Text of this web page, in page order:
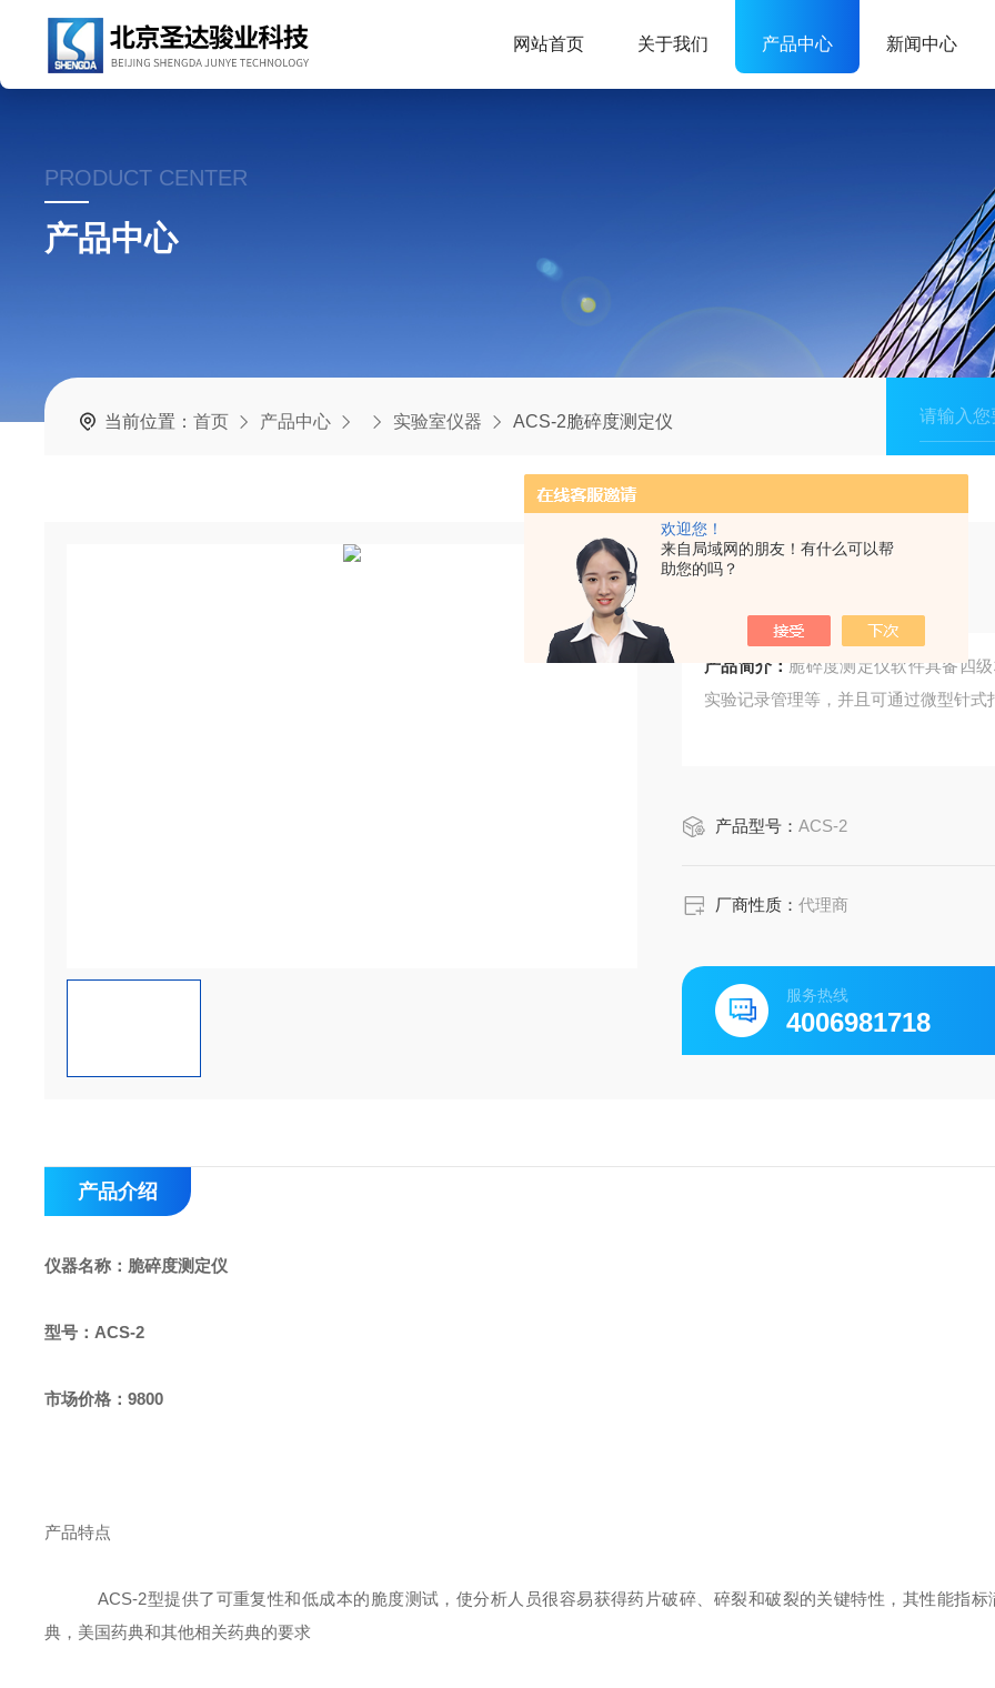
欢迎您！
来自局域网的朋友！有什么可以帮
助您的吗？
网站首页 关于我们 产品中心 新闻中心
PRODUCT CENTER
产品中心
当前位置：首页 产品中心 实验室仪器 ACS-2脆碎度测定仪
产品简介： 脆碎度测定仪软件具备四
实验记录管理等，并且可通过微型针
产品型号：ACS-2
厂商性质：代理商
服务热线
4006981718
产品介绍
仪器名称： 脆碎度测定仪
型号：ACS-2
市场价格：9800
产品特点
ACS-2型提供了可重复性和低成本的脆度测试，使分析人员很容易获得药片破碎、碎裂和破裂的关键特性，其性能指标
典，美国药典和其他相关药典的要求